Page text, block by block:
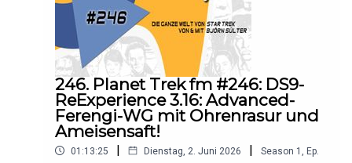
246. Planet Trek fm #246: DS9-
ReExperience 3.16: Advanced-
Ferengi-WG mit Ohrenrasur und
Ameisensaft!
01:13:25 | Dienstag, 2. Juni 2026 | Season 1
Ep.